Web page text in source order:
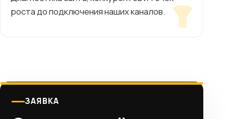
роста до подключения наших каналов.
ЗАЯВКА